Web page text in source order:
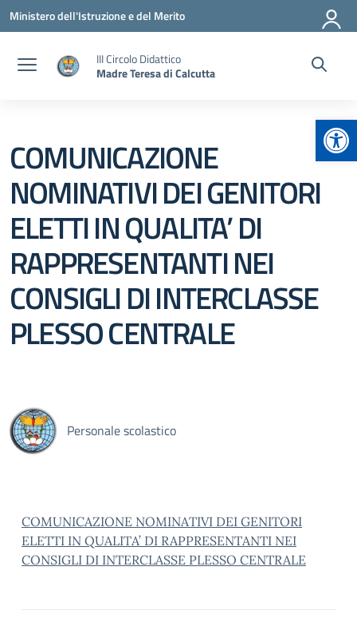
Vai ai contenuti
Vai al menu di navigazione
Vai al footer
Ministero dell'Istruzione e del Merito
III Circolo Didattico
Madre Teresa di Calcutta
COMUNICAZIONE
NOMINATIVI DEI GENITORI
ELETTI IN QUALITA’ DI
RAPPRESENTANTI NEI
CONSIGLI DI INTERCLASSE
PLESSO CENTRALE
Personale scolastico
COMUNICAZIONE NOMINATIVI DEI GENITORI
ELETTI IN QUALITA’ DI RAPPRESENTANTI NEI
CONSIGLI DI INTERCLASSE PLESSO CENTRALE